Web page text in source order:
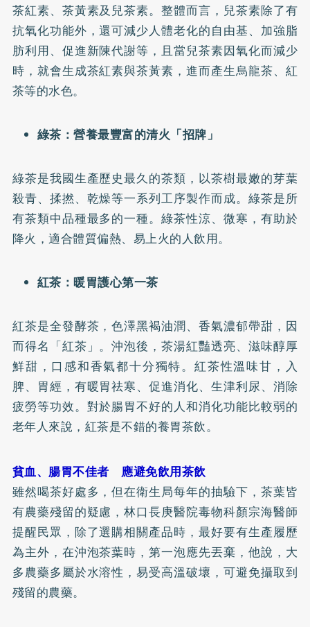
茶紅素、茶黃素及兒茶素。整體而言，兒茶素除了有
抗氧化功能外，還可減少人體老化的自由基、加強脂
肪利用、促進新陳代謝等，且當兒茶素因氧化而減少
時，就會生成茶紅素與茶黃素，進而產生烏龍茶、紅
茶等的水色。
綠茶：營養最豐富的清火「招牌」
綠茶是我國生產歷史最久的茶類，以茶樹最嫩的芽葉
殺青、揉撚、乾燥等一系列工序製作而成。綠茶是所
有茶類中品種最多的一種。綠茶性涼、微寒，有助於
降火，適合體質偏熱、易上火的人飲用。
紅茶：暖胃護心第一茶
紅茶是全發酵茶，色澤黑褐油潤、香氣濃郁帶甜，因
而得名「紅茶」。沖泡後，茶湯紅豔透亮、滋味醇厚
鮮甜，口感和香氣都十分獨特。紅茶性溫味甘，入
脾、胃經，有暖胃祛寒、促進消化、生津利尿、消除
疲勞等功效。對於腸胃不好的人和消化功能比較弱的
老年人來說，紅茶是不錯的養胃茶飲。
貧血、腸胃不佳者 應避免飲用茶飲
雖然喝茶好處多，但在衛生局每年的抽驗下，茶葉皆
有農藥殘留的疑慮，林口長庚醫院毒物科顏宗海醫師
提醒民眾，除了選購相關產品時，最好要有生產履歷
為主外，在沖泡茶葉時，第一泡應先丟棄，他說，大
多農藥多屬於水溶性，易受高溫破壞，可避免攝取到
殘留的農藥。